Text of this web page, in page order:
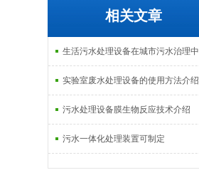
相关文章
实验室废水处理设备的使用方法介绍
污水处理设备膜生物反应技术介绍
污水一体化处理装置可制定